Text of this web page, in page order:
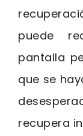
puede
pantalla
que se
recupera